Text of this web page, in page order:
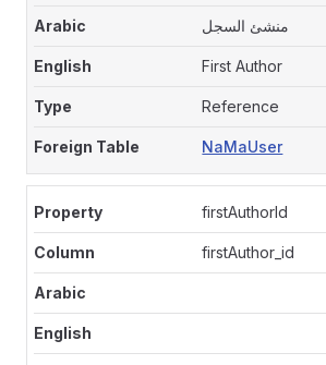
منشئ السجل
First Author
Reference
NaMaUser
firstAuthorId
firstAuthor_id